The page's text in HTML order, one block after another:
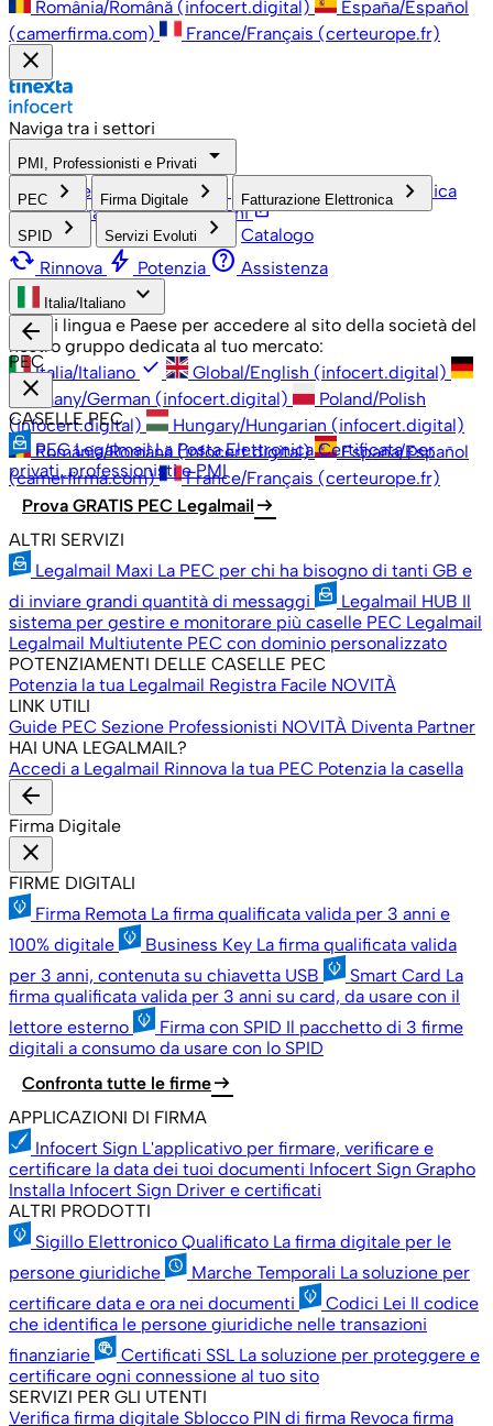
România/Română (infocert.digital)
España/Español
(camerfirma.com)
France/Français (certeurope.fr)
close
Naviga tra i settori
PMI, Professionisti e Privati arrow_drop_down
PMI, Professionisti e Privati check Grandi Aziende
Pubblica
Amministrazione Associazioni open_in_new
PEC keyboard_arrow_right Firma Digitale keyboard_arrow_right Fatturazione Elettronica keyboard_arrow_right
SPID keyboard_arrow_right Servizi Evoluti keyboard_arrow_right Catalogo
cached Rinnova bolt Potenzia help Assistenza
Italia/Italiano keyboard_arrow_down
Scegli lingua e Paese per accedere al sito della società del
nostro gruppo dedicata al tuo mercato:
Italia/Italiano check
Global/English (infocert.digital)
Germany/German (infocert.digital)
Poland/Polish
(infocert.digital)
Hungary/Hungarian (infocert.digital)
România/Română (infocert.digital)
España/Español
(camerfirma.com)
France/Français (certeurope.fr)
arrow_back
PEC
close
CASELLE PEC
PEC Legalmail La Posta Elettronica Certificata per
privati, professionisti e PMI
Prova GRATIS PEC Legalmail arrow_right_alt
ALTRI SERVIZI
Legalmail Maxi La PEC per chi ha bisogno di tanti GB e
di inviare grandi quantità di messaggi
Legalmail HUB Il
sistema per gestire e monitorare più caselle PEC Legalmail
Legalmail Multiutente PEC con dominio personalizzato
POTENZIAMENTI DELLE CASELLE PEC
Potenzia la tua Legalmail Registra Facile NOVITÀ
LINK UTILI
Guide PEC Sezione Professionisti NOVITÀ Diventa Partner
HAI UNA LEGALMAIL?
Accedi a Legalmail Rinnova la tua PEC Potenzia la casella
arrow_back
Firma Digitale
close
FIRME DIGITALI
Firma Remota La firma qualificata valida per 3 anni e
100% digitale
Business Key La firma qualificata valida
per 3 anni, contenuta su chiavetta USB
Smart Card La
firma qualificata valida per 3 anni su card, da usare con il
lettore esterno
Firma con SPID Il pacchetto di 3 firme
digitali a consumo da usare con lo SPID
Confronta tutte le firmearrow_right_alt
APPLICAZIONI DI FIRMA
Infocert Sign L'applicativo per firmare, verificare e
certificare la data dei tuoi documenti Infocert Sign Grapho
Installa Infocert Sign Driver e certificati
ALTRI PRODOTTI
Sigillo Elettronico Qualificato La firma digitale per le
persone giuridiche
Marche Temporali La soluzione per
certificare data e ora nei documenti
Codici Lei Il codice
che identifica le persone giuridiche nelle transazioni
finanziarie
Certificati SSL La soluzione per proteggere e
certificare ogni connessione al tuo sito
SERVIZI PER GLI UTENTI
Verifica firma digitale Sblocco PIN di firma Revoca firma